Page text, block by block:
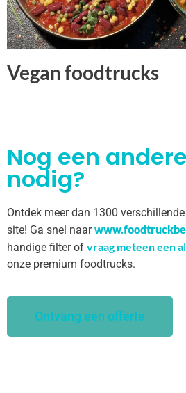
Vegan foodtrucks
Nog een
nodig?
Ontdek meer dan 1300
site! Ga snel naar
handige filter of vraag meteen een
onze premium foodtrucks.
Ontvang een offerte